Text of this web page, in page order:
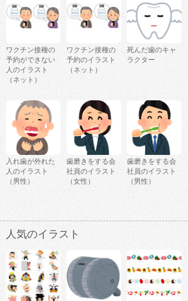
ワクチン接種の
予約ができない
人のイラスト
（ネット）
ワクチン接種の
予約のイラスト
（ネット）
死んだ歯のキャ
ラクター
入れ歯が外れた
人のイラスト
（男性）
歯磨きをする会
社員のイラスト
（女性）
歯磨きをする会
社員のイラスト
（男性）
人気のイラスト